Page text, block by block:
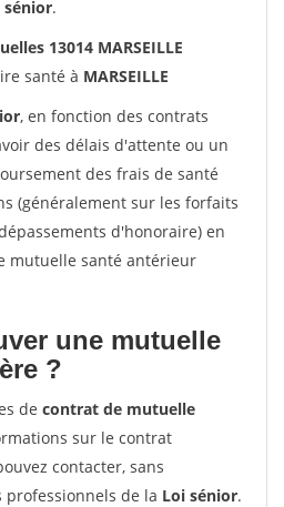
sénior.
13014 MARSEILLE
santé à MARSEILLE
, en fonction des contrats
des délais d'attente ou un
des frais de santé
(généralement sur les forfaits
d'honoraire) en
mutuelle santé antérieur
une mutuelle
?
de contrat de mutuelle
sur le contrat
contacter, sans
professionnels de la Loi sénior.